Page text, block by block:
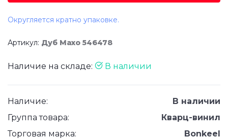
Округляется кратно упаковке.
Артикул: Дуб Махо 546478
Наличие на складе: В наличии
Наличие:
В наличии
Группа товара:
Кварц-винил
Торговая марка:
Bonkeel